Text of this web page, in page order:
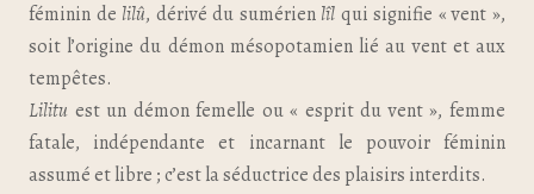
féminin de lilû, dérivé du sumérien lîl qui signifie « vent »,
soit l’origine du démon mésopotamien lié au vent et aux
tempêtes.
Lilitu est un démon femelle ou « esprit du vent », femme
fatale, indépendante et incarnant le pouvoir féminin
assumé et libre ; c’est la séductrice des plaisirs interdits.